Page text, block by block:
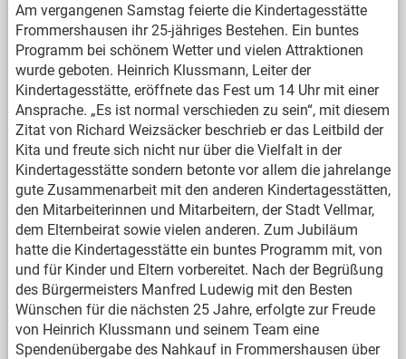
Am vergangenen Samstag feierte die Kindertagesstätte
Frommershausen ihr 25-jähriges Bestehen. Ein buntes
Programm bei schönem Wetter und vielen Attraktionen
wurde geboten. Heinrich Klussmann, Leiter der
Kindertagesstätte, eröffnete das Fest um 14 Uhr mit einer
Ansprache. „Es ist normal verschieden zu sein“, mit diesem
Zitat von Richard Weizsäcker beschrieb er das Leitbild der
Kita und freute sich nicht nur über die Vielfalt in der
Kindertagesstätte sondern betonte vor allem die jahrelange
gute Zusammenarbeit mit den anderen Kindertagesstätten,
den Mitarbeiterinnen und Mitarbeitern, der Stadt Vellmar,
dem Elternbeirat sowie vielen anderen. Zum Jubiläum
hatte die Kindertagesstätte ein buntes Programm mit, von
und für Kinder und Eltern vorbereitet. Nach der Begrüßung
des Bürgermeisters Manfred Ludewig mit den Besten
Wünschen für die nächsten 25 Jahre, erfolgte zur Freude
von Heinrich Klussmann und seinem Team eine
Spendenübergabe des Nahkauf in Frommershausen über